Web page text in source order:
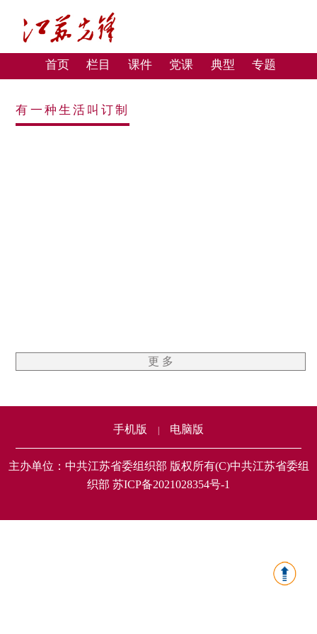
首页 栏目 课件 党课 典型 专题
有一种生活叫订制
更 多
手机版 电脑版
主办单位：中共江苏省委组织部 版权所有(C)中共江苏省委组
织部 苏ICP备2021028354号-1